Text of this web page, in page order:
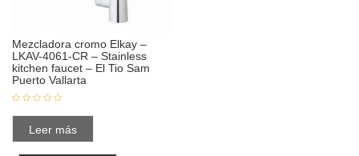
Mezcladora cromo Elkay –
LKAV-4061-CR – Stainless
kitchen faucet – El Tio Sam
Puerto Vallarta
Leer más